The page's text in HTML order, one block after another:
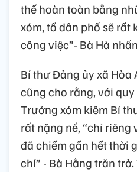
thế hoàn toàn bằng
xóm, tổ dân phố sẽ rất
công việc”- Bà Hà
Bí thư Đảng ủy xã Hòa
cũng cho rằng, với
Trưởng xóm kiêm Bí
rất nặng nề, “chỉ
đã chiếm gần hết thời
chí” - Bà Hằng trăn